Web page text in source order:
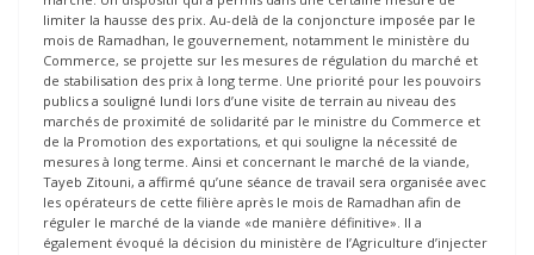
limiter la hausse des prix. Au-delà de la conjoncture imposée par le
mois de Ramadhan, le gouvernement, notamment le ministère du
Commerce, se projette sur les mesures de régulation du marché et
de stabilisation des prix à long terme. Une priorité pour les pouvoirs
publics a souligné lundi lors d’une visite de terrain au niveau des
marchés de proximité de solidarité par le ministre du Commerce et
de la Promotion des exportations, et qui souligne la nécessité de
mesures à long terme. Ainsi et concernant le marché de la viande,
Tayeb Zitouni, a affirmé qu’une séance de travail sera organisée avec
les opérateurs de cette filière après le mois de Ramadhan afin de
réguler le marché de la viande «de manière définitive». Il a
également évoqué la décision du ministère de l’Agriculture d’injecter